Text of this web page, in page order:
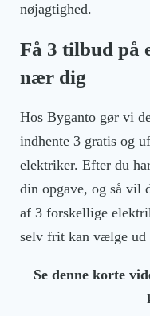
nøjagtighed.
Få 3 tilbud på
nær dig
Hos Byganto gør vi
indhente 3 gratis og
elektriker. Efter du
din opgave, og så vil
af 3 forskellige
selv frit kan vælge ud
Se denne korte